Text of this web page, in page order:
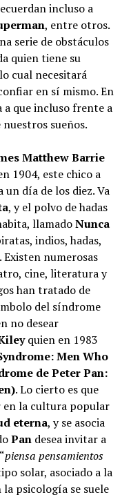
incluso a
, entre otros.
serie de obstáculos
quien tiene su
cual necesitará
en sí mismo. En
a que incluso frente a
sueños.
Matthew Barrie
1904, este chico a
un día de los diez. Va
, y el polvo de hadas
llamadoNunca
indios, hadas,
numerosas
cine, literatura y
han tratado de
del síndrome
no desear
quien en 1983
Men Who
de Peter Pan:
. Lo cierto es que
en la cultura popular
eterna, y se asocia
Pandesea invitar a
piensa pensamientos
solar, asociado a la
psicología se suele